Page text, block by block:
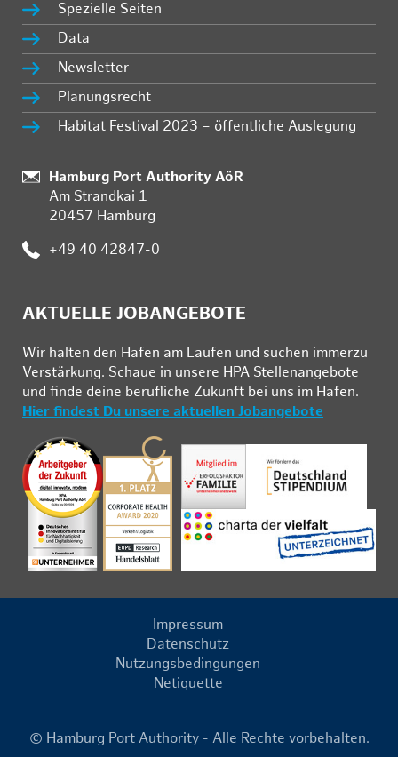
Spezielle Seiten
Data
Newsletter
Planungsrecht
Habitat Festival 2023 – öffentliche Auslegung
:
Hamburg Port Authority AöR
Am Strandkai 1
20457 Hamburg
: +49 40 42847-0
AKTUELLE JOBANGEBOTE
Wir hal­ten den Ha­fen am Lau­fen und su­chen im­mer­zu
Ver­stär­kung. Schau­e in un­se­re HPA Stel­len­an­ge­bo­te
und fin­de deine be­ruf­li­che Zu­kunft bei uns im Ha­fen.
Hier findest Du unsere aktuellen Jobangebote
Impressum
Datenschutz
Nutzungsbedingungen
Netiquette
© Hamburg Port Authority - Alle Rechte vorbehalten.